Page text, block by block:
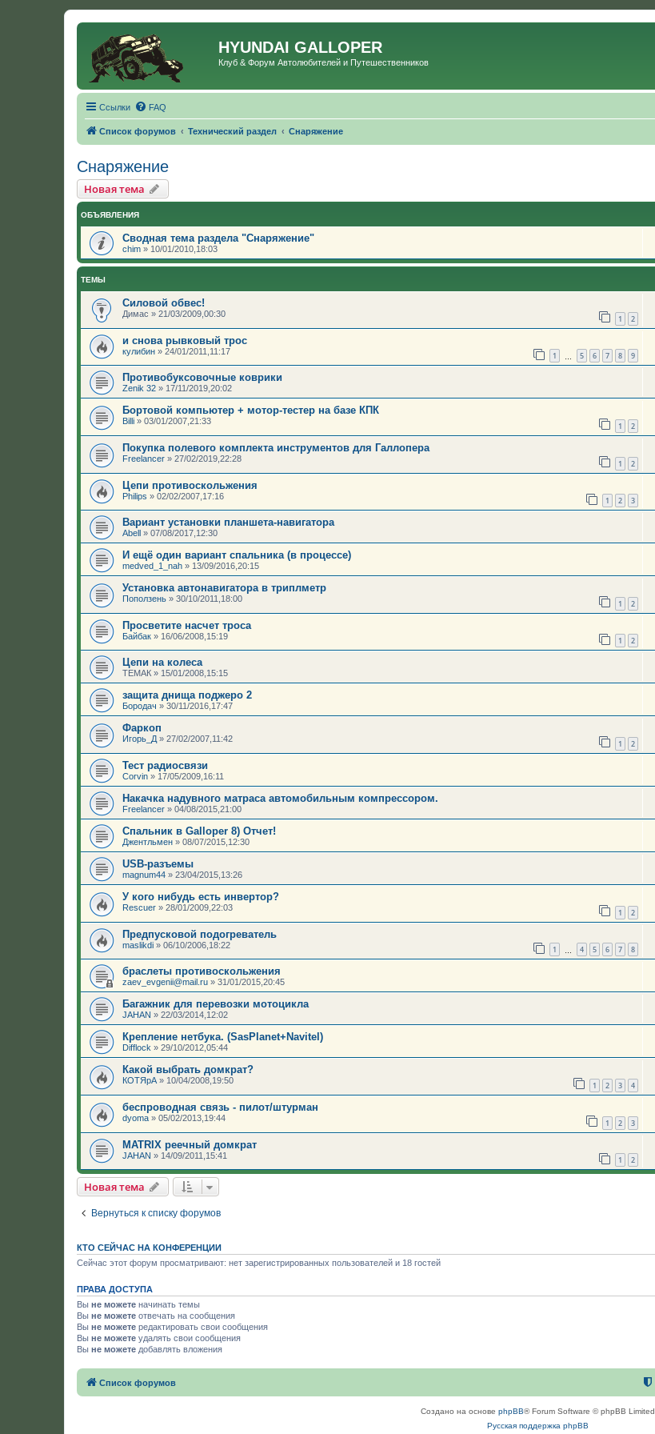
HYUNDAI GALLOPER
Клуб & Форум Автолюбителей и Путешественников
Ссылки FAQ
Список форумов Технический раздел Снаряжение
Снаряжение
Новая тема
ОБЪЯВЛЕНИЯ
Сводная тема раздела "Снаряжение"
chim » 10/01/2010,18:03
ТЕМЫ
Силовой обвес!
Димас » 21/03/2009,00:30 1 2
и снова рывковый трос
кулибин » 24/01/2011,11:17 1 5 6 7 8 9
Противобуксовочные коврики
Zenik 32 » 17/11/2019,20:02
Бортовой компьютер + мотор-тестер на базе КПК
Billi » 03/01/2007,21:33 1 2
Покупка полевого комплекта инструментов для Галлопера
Freelancer » 27/02/2019,22:28 1 2
Цепи противоскольжения
Philips » 02/02/2007,17:16 1 2 3
Вариант установки планшета-навигатора
Abell » 07/08/2017,12:30
И ещё один вариант спальника (в процессе)
medved_1_nah » 13/09/2016,20:15
Установка автонавигатора в триплметр
Поползень » 30/10/2011,18:00 1 2
Просветите насчет троса
Байбак » 16/06/2008,15:19 1 2
Цепи на колеса
ТЕМАК » 15/01/2008,15:15
защита днища поджеро 2
Бородач » 30/11/2016,17:47
Фаркоп
Игорь_Д» 27/02/2007,11:42 1 2
Тест радиосвязи
Corvin » 17/05/2009,16:11
Накачка надувного матраса автомобильным компрессором.
Freelancer » 04/08/2015,21:00
Спальник в Galloper 8) Отчет!
Джентльмен » 08/07/2015,12:30
USB-разъемы
magnum44 » 23/04/2015,13:26
У кого нибудь есть инвертор?
Rescuer » 28/01/2009,22:03 1 2
Предпусковой подогреватель
maslikdi » 06/10/2006,18:22 1 4 5 6 7 8
браслеты противоскольжения
zaev_evgenii@mail.ru » 31/01/2015,20:45
Багажник для перевозки мотоцикла
JAHAN » 22/03/2014,12:02
Крепление нетбука. (SasPlanet+Navitel)
Difflock » 29/10/2012,05:44
Какой выбрать домкрат?
КОТЯрА» 10/04/2008,19:50 1 2 3 4
беспроводная связь - пилот/штурман
dyoma » 05/02/2013,19:44 1 2 3
MATRIX реечный домкрат
JAHAN » 14/09/2011,15:41 1 2
Новая тема
Вернуться к списку форумов
КТО СЕЙЧАС НА КОНФЕРЕНЦИИ
Сейчас этот форум просматривают: нет зарегистрированных пользователей и 18 гостей
ПРАВА ДОСТУПА
Вы не можете начинать темы
Вы не можете отвечать на сообщения
Вы не можете редактировать свои сообщения
Вы не можете удалять свои сообщения
Вы не можете добавлять вложения
Список форумов
Создано на основе phpBB® Forum Software © phpBB Limited
Русская поддержка phpBB